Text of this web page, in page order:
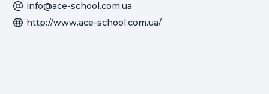
info@ace-school.com.ua
http://www.ace-school.com.ua/